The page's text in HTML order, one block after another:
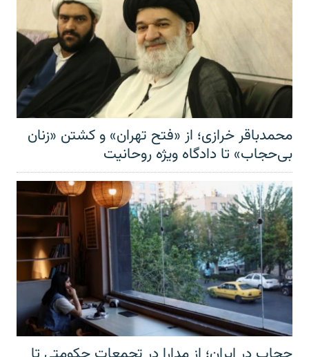
محمدباقر خرازی؛ از «فتح تهران» و کشتن «زنان
بی‌حجاب» تا دادگاه ویژه روحانیت